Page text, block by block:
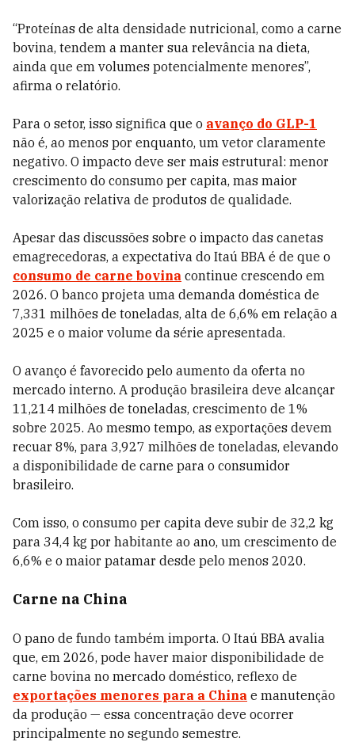
“Proteínas de alta densidade nutricional, como a carne
bovina, tendem a manter sua relevância na dieta,
ainda que em volumes potencialmente menores”,
afirma o relatório.
Para o setor, isso significa que o avanço do GLP-1
não é, ao menos por enquanto, um vetor claramente
negativo. O impacto deve ser mais estrutural: menor
crescimento do consumo per capita, mas maior
valorização relativa de produtos de qualidade.
Apesar das discussões sobre o impacto das canetas
emagrecedoras, a expectativa do Itaú BBA é de que o
consumo de carne bovina continue crescendo em
2026. O banco projeta uma demanda doméstica de
7,331 milhões de toneladas, alta de 6,6% em relação a
2025 e o maior volume da série apresentada.
O avanço é favorecido pelo aumento da oferta no
mercado interno. A produção brasileira deve alcançar
11,214 milhões de toneladas, crescimento de 1%
sobre 2025. Ao mesmo tempo, as exportações devem
recuar 8%, para 3,927 milhões de toneladas, elevando
a disponibilidade de carne para o consumidor
brasileiro.
Com isso, o consumo per capita deve subir de 32,2 kg
para 34,4 kg por habitante ao ano, um crescimento de
6,6% e o maior patamar desde pelo menos 2020.
Carne na China
O pano de fundo também importa. O Itaú BBA avalia
que, em 2026, pode haver maior disponibilidade de
carne bovina no mercado doméstico, reflexo de
exportações menores para a China e manutenção
da produção — essa concentração deve ocorrer
principalmente no segundo semestre.